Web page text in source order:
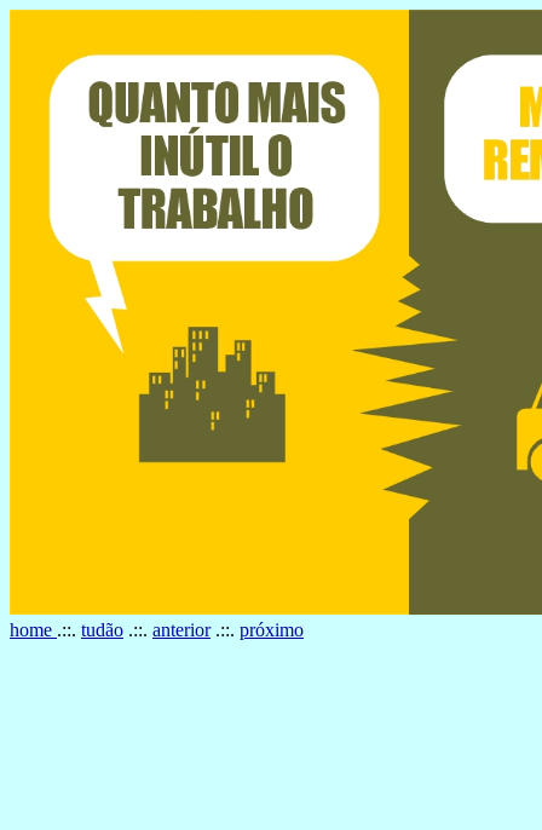
home .::. tudão .::. anterior.::. próximo